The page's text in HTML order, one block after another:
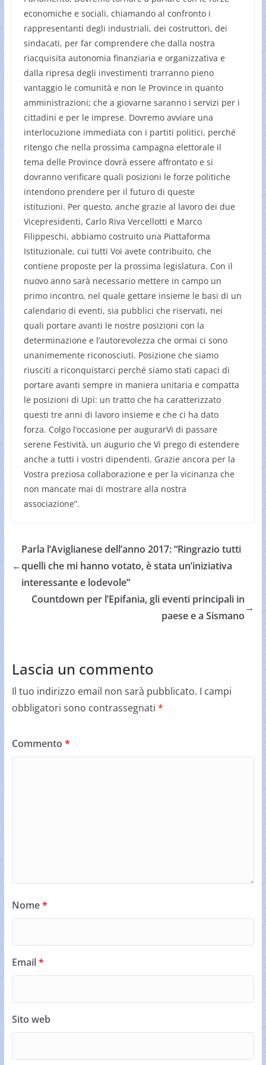
economiche e sociali, chiamando al confronto i
rappresentanti degli industriali, dei costruttori, dei
sindacati, per far comprendere che dalla nostra
riacquisita autonomia finanziaria e organizzativa e
dalla ripresa degli investimenti trarranno pieno
vantaggio le comunità e non le Province in quanto
amministrazioni; che a giovarne saranno i servizi per i
cittadini e per le imprese. Dovremo avviare una
interlocuzione immediata con i partiti politici, perché
ritengo che nella prossima campagna elettorale il
tema delle Province dovrà essere affrontato e si
dovranno verificare quali posizioni le forze politiche
intendono prendere per il futuro di queste
istituzioni. Per questo, anche grazie al lavoro dei due
Vicepresidenti, Carlo Riva Vercellotti e Marco
Filippeschi, abbiamo costruito una Piattaforma
Istituzionale, cui tutti Voi avete contribuito, che
contiene proposte per la prossima legislatura. Con il
nuovo anno sarà necessario mettere in campo un
primo incontro, nel quale gettare insieme le basi di un
calendario di eventi, sia pubblici che riservati, nei
quali portare avanti le nostre posizioni con la
determinazione e l’autorevolezza che ormai ci sono
unanimemente riconosciuti. Posizione che siamo
riusciti a riconquistarci perché siamo stati capaci di
portare avanti sempre in maniera unitaria e compatta
le posizioni di Upi: un tratto che ha caratterizzato
questi tre anni di lavoro insieme e che ci ha dato
forza. Colgo l’occasione per augurarVi di passare
serene Festività, un augurio che Vi prego di estendere
anche a tutti i vostri dipendenti. Grazie ancora per la
Vostra preziosa collaborazione e per la vicinanza che
non mancate mai di mostrare alla nostra
associazione”.
←
Parla l’Aviglianese dell’anno 2017: “Ringrazio tutti
quelli che mi hanno votato, è stata un’iniziativa
interessante e lodevole”
Countdown per l’Epifania, gli eventi principali in
paese e a Sismano
→
Lascia un commento
Il tuo indirizzo email non sarà pubblicato. I campi
obbligatori sono contrassegnati *
Commento *
Nome*
Email*
Sito web